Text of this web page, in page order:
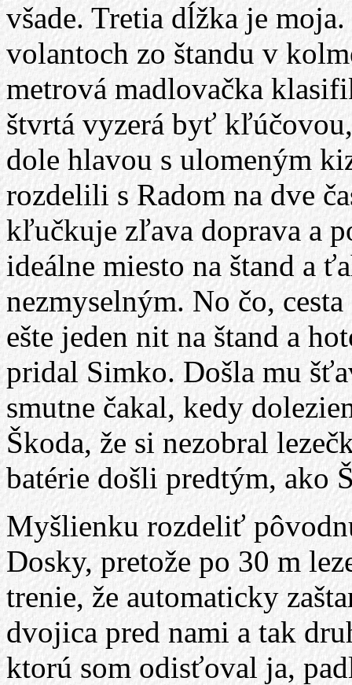
všade. Tretia dĺžka je
volantoch zo štandu v
metrová madlovačka
štvrtá vyzerá byť
dole hlavou s ulomeným
rozdelili s Radom na dve
kľučkuje zľava doprava a
ideálne miesto na štand a
nezmyselným. No čo,
ešte jeden nit na štand a
pridal Simko. Došla mu
smutne čakal, kedy
Škoda, že si nezobral
batérie došli predtým, ako
Myšlienku rozdeliť
Dosky, pretože po 30 m
trenie, že automaticky
dvojica pred nami a tak
ktorú som odisťoval ja,